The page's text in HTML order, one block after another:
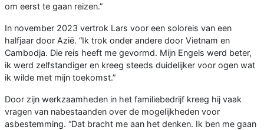
om eerst te gaan reizen.”
In november 2023 vertrok Lars voor een soloreis van een
halfjaar door Azië. “Ik trok onder andere door Vietnam en
Cambodja. Die reis heeft me gevormd. Mijn Engels werd beter,
ik werd zelfstandiger en kreeg steeds duidelijker voor ogen wat
ik wilde met mijn toekomst.”
Door zijn werkzaamheden in het familiebedrijf kreeg hij vaak
vragen van nabestaanden over de mogelijkheden voor
asbestemming. “Dat bracht me aan het denken. Ik ben me gaan